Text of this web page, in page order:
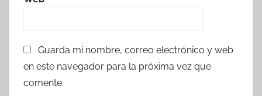
Guarda mi nombre, correo electrónico y web
en este navegador para la próxima vez que
comente.